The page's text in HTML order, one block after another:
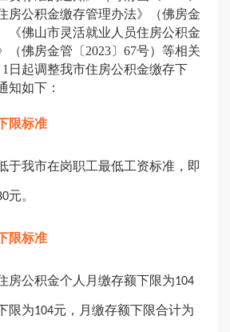
房公积金缴存管理办法》（佛房金
《佛山市灵活就业人员住房公积金
（佛房金管〔2023〕67号）等相关
日起调整我市住房公积金缴存下
知如下：
限标准
我市在岗职工最低工资标准，即
元。
限标准
公积金个人月缴存额下限为104
限为104元，月缴存额下限合计为